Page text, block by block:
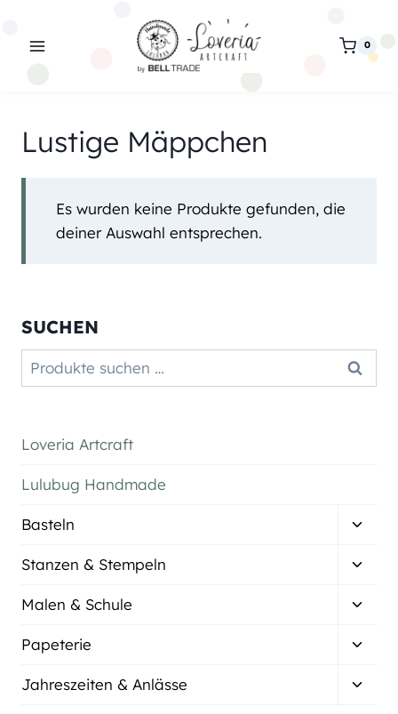
0
Lustige Mäppchen
Es wurden keine Produkte gefunden, die
deiner Auswahl entsprechen.
SUCHEN
Suchen
nach:
Suchen
Loveria Artcraft
Lulubug Handmade
Basteln
Stanzen & Stempeln
Malen & Schule
Papeterie
Jahreszeiten & Anlässe